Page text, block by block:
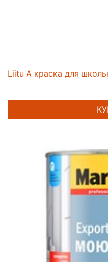
Liitu A краска для